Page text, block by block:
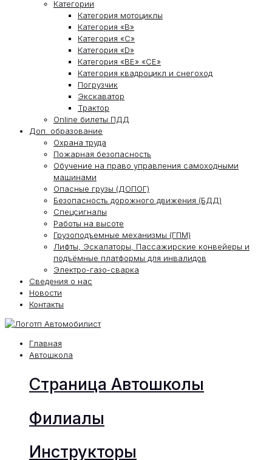
Категории
Категория мотоциклы
Категория «В»
Категория «С»
Категория «D»
Категория «ВЕ» «СЕ»
Категория квадроцикл и снегоход
Погрузчик
Экскаватор
Трактор
Online билеты ПДД
Доп. образование
Охрана труда
Пожарная безопасность
Обучение на право управления самоходными
машинами
Опасные грузы (ДОПОГ)
Безопасность дорожного движения (БДД)
Спецсигналы
Работы на высоте
Грузоподъемные механизмы (ГПМ)
Лифты, Эскалаторы, Пассажирские конвейеры и
подъёмные платформы для инвалидов
Электро-газо-сварка
Сведения о нас
Новости
Контакты
Главная
Автошкола
Страница Автошколы
Филиалы
Инструкторы